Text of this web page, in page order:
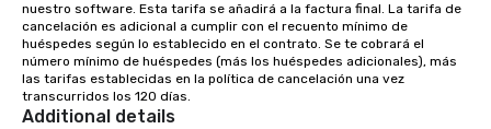
nuestro software. Esta tarifa se añadirá a la factura final. La tarifa de
cancelación es adicional a cumplir con el recuento mínimo de
huéspedes según lo establecido en el contrato. Se te cobrará el
número mínimo de huéspedes (más los huéspedes adicionales), más
las tarifas establecidas en la política de cancelación una vez
transcurridos los 120 días.
Additional details